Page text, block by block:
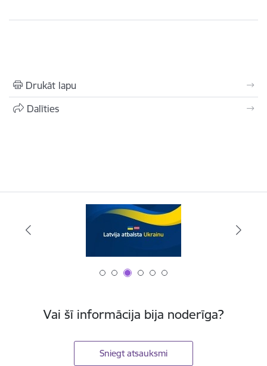
Drukāt lapu
Dalīties
Vai šī informācija bija noderīga?
Sniegt atsauksmi